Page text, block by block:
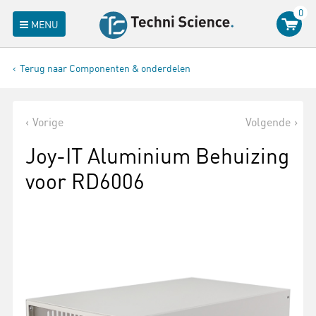
MENU
0
Terug naar Componenten & onderdelen
Vorige Volgende
Joy-IT Aluminium Behuizing
voor RD6006